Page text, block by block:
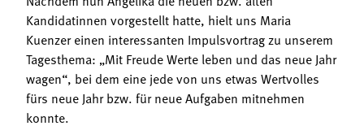
Kandidatinnen vorgestellt hatte, hielt uns Maria
Kuenzer einen interessanten Impulsvortrag zu unserem
Tagesthema: „Mit Freude Werte leben und das neue Jahr
wagen“, bei dem eine jede von uns etwas Wertvolles
fürs neue Jahr bzw. für neue Aufgaben mitnehmen
konnte.